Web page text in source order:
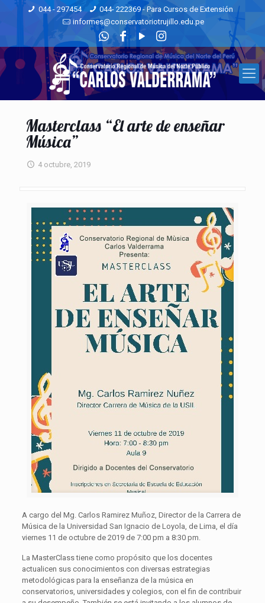
044 - 297454
044- 222369 - Para Cursos de Extensión
informes@conservatoriotrujillo.edu.pe
Masterclass “El arte de enseñar
Música”
4 octubre, 2019
A cargo del Mg. Carlos Ramirez Muñoz, Director de la Carrera de
Música de la Universidad San Ignacio de Loyola, de Lima, el día
viernes 11 de octubre de 2019 de 7:00 pm a 8:30 pm.
La MasterClass tiene como propósito que los docentes
actualicen sus conocimientos con diversas estrategias
metodológicas para la enseñanza de la música en
conservatorios, universidades y colegios, con el fin de contribuir